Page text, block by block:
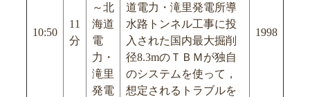
10:50
11
分
～北
海道
電
力・
滝里
発電
道電力・滝里発電所導
水路トンネル工事に投
入された国内最大掘削
径8.3mのＴＢＭが独自
のシステムを使って，
想定されるトラブルを
1998